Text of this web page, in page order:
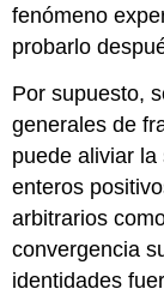
fenómeno
probarlo
Por supuesto,
generales de
puede aliviar
enteros
arbitrarios
convergencia
identidades